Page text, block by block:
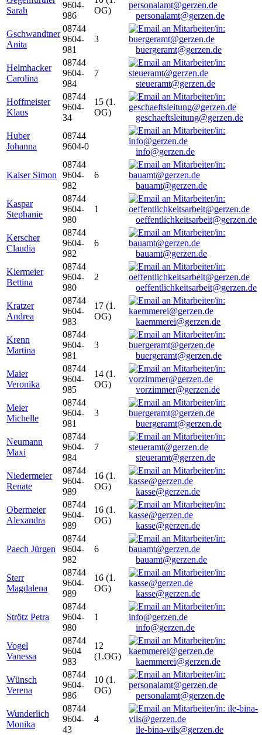
Sarah
9604-
986
OG)
personalamt@gerzen.de
Gschwandtner
Anita
08744
9604-
981
3
buergeramt@gerzen.de
Helmhacker
Carolina
08744
9604-
984
7
steueramt@gerzen.de
Hoffmeister
Klaus
08744
9604-
34
15 (1.
OG)
geschaeftsleitung@gerzen.de
Huber
Johanna
08744
9604-0
info@gerzen.de
Kaiser Simon
08744
9604-
982
6
bauamt@gerzen.de
Kaspar
Stephanie
08744
9604-
980
1
oeffentlichkeitsarbeit@gerzen.de
Kerscher
Claudia
08744
9604-
982
6
bauamt@gerzen.de
Kiermeier
Bettina
08744
9604-
980
2
oeffentlichkeitsarbeit@gerzen.de
Kratzer
Andrea
08744
9604-
983
17 (1.
OG)
kaemmerei@gerzen.de
Krenn
Martina
08744
9604-
981
3
buergeramt@gerzen.de
Maier
Veronika
08744
9604-
985
14 (1.
OG)
vorzimmer@gerzen.de
Meier
Michelle
08744
9604-
981
3
buergeramt@gerzen.de
Neumann
Maxi
08744
9604-
984
7
steueramt@gerzen.de
Niedermeier
Renate
08744
9604-
989
16 (1.
OG)
kasse@gerzen.de
Obermeier
Alexandra
08744
9604-
989
16 (1.
OG)
kasse@gerzen.de
Paech Jürgen
08744
9604-
982
6
bauamt@gerzen.de
Sterr
Magdalena
08744
9604-
989
16 (1.
OG)
kasse@gerzen.de
Strötz Petra
08744
9604-
980
1
info@gerzen.de
Vogel
Vanessa
08744
9604
983
12
(1.OG)
kaemmerei@gerzen.de
Wünsch
Verena
08744
9604-
986
10 (1.
OG)
personalamt@gerzen.de
Wunderlich
Monika
08744
9604-
43
4
ile-bina-vils@gerzen.de